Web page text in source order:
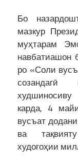
Бо
мазкур
муҳтарам
ро «Соли
карда, 4
вусъат
ва
худогоҳии